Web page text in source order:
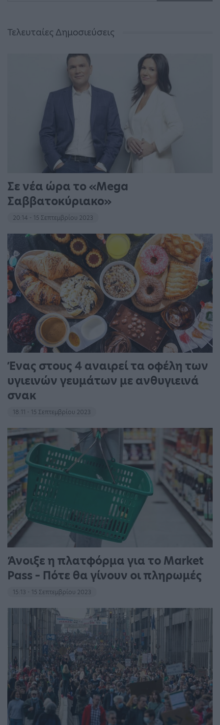
Τελευταίες Δημοσιεύσεις
Σε νέα ώρα το «Mega
Σαββατοκύριακο»
20:14 - 15 Σεπτεμβρίου 2023
Ένας στους 4 αναιρεί τα οφέλη των
υγιεινών γευμάτων με ανθυγιεινά
σνακ
18:11 - 15 Σεπτεμβρίου 2023
Άνοιξε η πλατφόρμα για το Market
Pass – Πότε θα γίνουν οι πληρωμές
15:13 - 15 Σεπτεμβρίου 2023